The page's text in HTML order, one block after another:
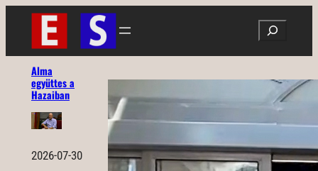
Ugrás
tartalomhoz
Search
Alma
együttes a
Hazaiban
2026-07-30